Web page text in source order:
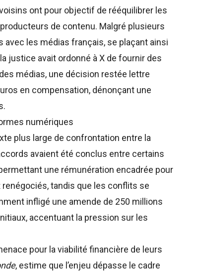
ont pour objectif de rééquilibrer les
de contenu. Malgré plusieurs
les médias français, se plaçant ainsi
justice avait ordonné à X de fournir des
médias, une décision restée lettre
en compensation, dénonçant une
numériques
plus large de confrontation entre la
avaient été conclus entre certains
une rémunération encadrée pour
tandis que les conflits se
infligé une amende de 250 millions
accentuant la pression sur les
pour la viabilité financière de leurs
, estime que l’enjeu dépasse le cadre